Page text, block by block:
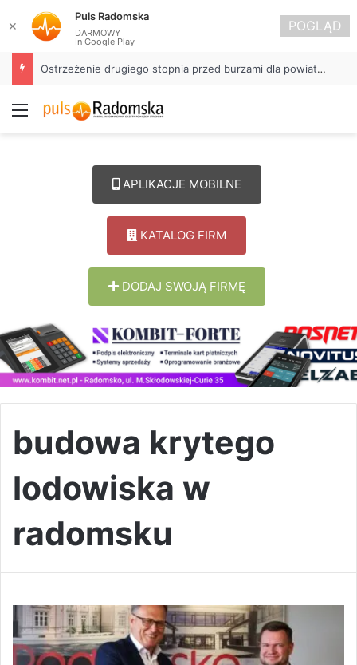
Ostrzeżenie drugiego stopnia przed burzami dla powiatu radomszczańskiego
Menu
APLIKACJE MOBILNE
KATALOG FIRM
DODAJ SWOJĄ FIRMĘ
budowa krytego
lodowiska w
radomsku
✕
Puls Radomska
DARMOWY
In Google Play
POGLĄD